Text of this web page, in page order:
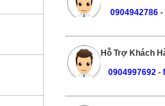
0904942786 -
Hỗ Trợ Khách
0904997692 -